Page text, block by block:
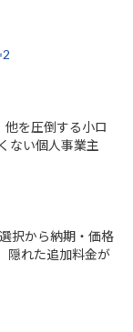
を圧倒する小ロ
ない個人事業主
択から納期・価格
隠れた追加料金が